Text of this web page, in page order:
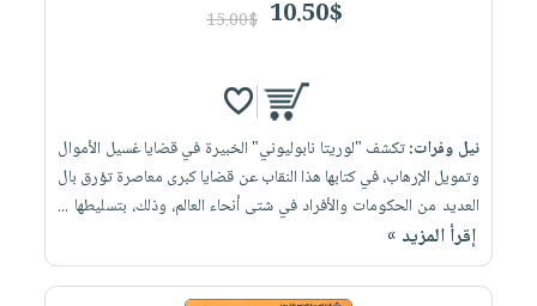
10.50$
15.00$
نيل وفرات:تكشف "لوريتا نابوليوني" الخبيرة في قضايا غسيل الأموال
وتمويل الإرهاب، في كتابها هذا النقاب عن قضايا كبرى معاصرة تؤرق بال
العديد من الحكومات والأفراد في شتى أنحاء العالم، وذلك، بتسليطها ...
إقرأ المزيد »